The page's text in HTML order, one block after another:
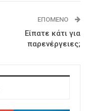
ΕΠΌΜΕΝΟ
Είπατε κάτι για
παρενέργειες;